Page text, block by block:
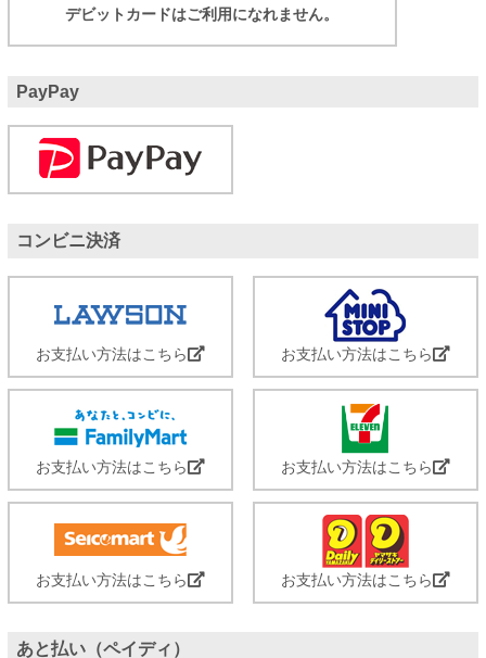
デビットカードはご利用になれません。
PayPay
コンビニ決済
お支払い方法はこちら お支払い方法はこちら
お支払い方法はこちら お支払い方法はこちら
お支払い方法はこちら お支払い方法はこちら
あと払い（ペイディ）